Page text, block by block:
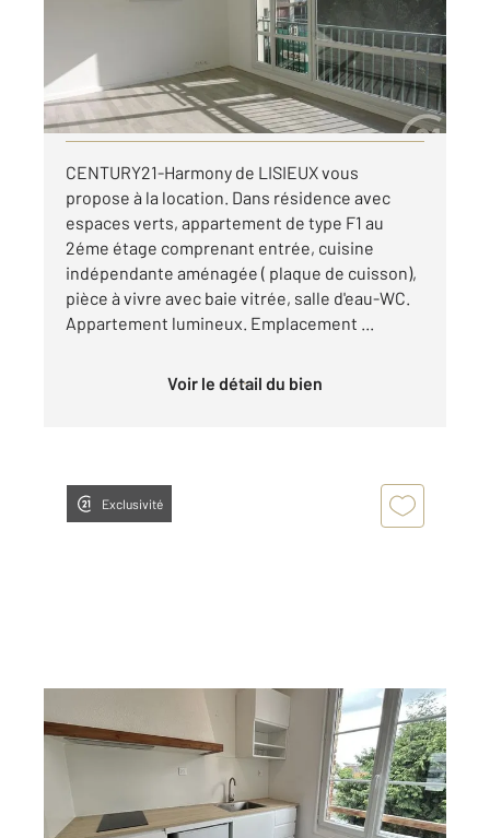
Appartement F1 à louer
495 €
par mois charges comprises
Visiter le site dédié
CENTURY21-Harmony de LISIEUX vous
propose à la location. Dans résidence avec
espaces verts, appartement de type F1 au
2éme étage comprenant entrée, cuisine
indépendante aménagée ( plaque de cuisson),
pièce à vivre avec baie vitrée, salle d'eau-WC.
Appartement lumineux. Emplacement ...
Voir le détail du bien
Exclusivité
LISIEUX 14
30 m2, 1 pièce
Appartement F1 à louer